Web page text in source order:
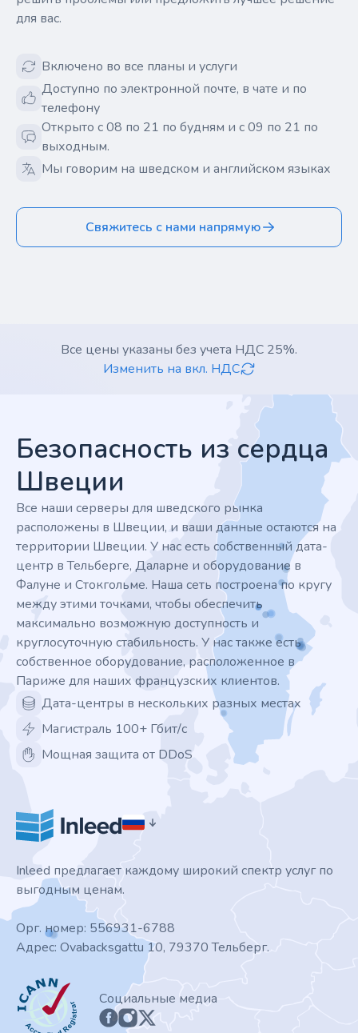
для вас.
Включено во все планы и услуги
Доступно по электронной почте, в чате и по
телефону
Открыто с 08 по 21 по будням и с 09 по 21 по
выходным.
Мы говорим на шведском и английском языках
Свяжитесь с нами напрямую
Все цены указаны без учета НДС 25%.
Изменить на вкл. НДС
Безопасность из сердца
Швеции
Все наши серверы для шведского рынка
расположены в Швеции, и ваши данные остаются на
территории Швеции. У нас есть собственный дата-
центр в Тельберге, Даларне и оборудование в
Фалуне и Стокгольме. Наша сеть построена по кругу
между этими точками, чтобы обеспечить
максимально возможную доступность и
круглосуточную стабильность. У нас также есть
собственное оборудование, расположенное в
Париже для наших французских клиентов.
Дата-центры в нескольких разных местах
Магистраль 100+ Гбит/с
Мощная защита от DDoS
Inleed предлагает каждому широкий спектр услуг по
выгодным ценам.
Орг. номер: 556931-6788
Адрес: Ovabacksgattu 10, 79370 Тельберг.
ICANN
Социальные медиа